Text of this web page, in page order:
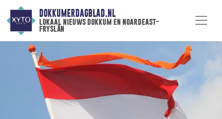
DOKKUMERDAGBLAD.NL
lokaal nieuws dokkum en noardeast-
fryslân